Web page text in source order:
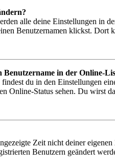
alle deine Einstellungen in
Benutzernamen klickst. Dort
in der Online-
du in den Einstellungen
Online-Status sehen. Du wirst
Zeit nicht deiner
Benutzern geändert